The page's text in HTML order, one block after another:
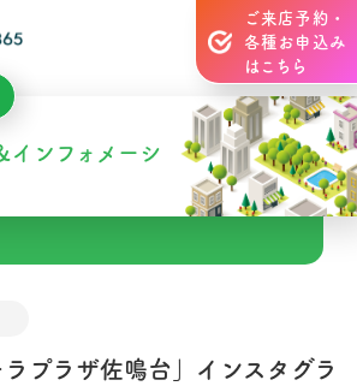
ご来店予約・
各種お申込み
はこちら
インフォメーシ
ラプラザ佐鳴台」インスタグラ